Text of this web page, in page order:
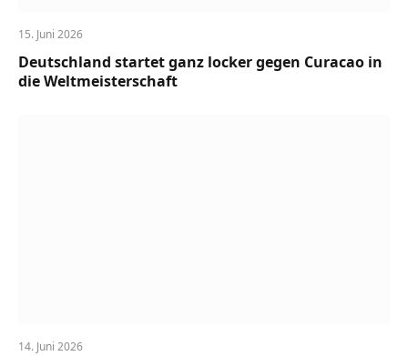
15. Juni 2026
Deutschland startet ganz locker gegen Curacao in
die Weltmeisterschaft
14. Juni 2026